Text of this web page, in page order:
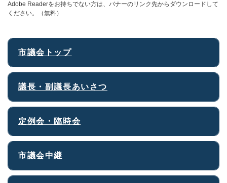
Adobe Readerをお持ちでない方は、バナーのリンク先からダウンロードして
ください。（無料）
市議会トップ
議長・副議長あいさつ
定例会・臨時会
市議会中継